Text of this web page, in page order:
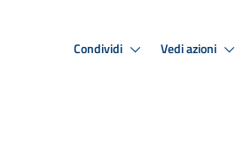
Condividi Vedi azioni